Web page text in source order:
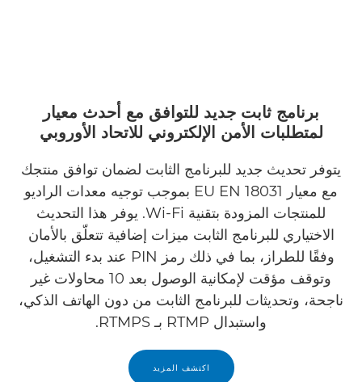
برنامج ثابت جديد للتوافق مع أحدث معيار
لمتطلبات الأمن الإلكتروني للاتحاد الأوروبي
يتوفر تحديث جديد للبرنامج الثابت لضمان توافق منتجك
مع معيار EU EN 18031 بموجب توجيه معدات الراديو
للمنتجات المزودة بتقنية Wi-Fi. يوفر هذا التحديث
الاختياري للبرنامج الثابت ميزات إضافية تتعلّق بالأمان
وفقًا للطراز، بما في ذلك رمز PIN عند بدء التشغيل،
وتوقف مؤقت لإمكانية الوصول بعد 10 محاولات غير
ناجحة، وتحديثات للبرنامج الثابت من دون الهاتف الذكي،
واستبدال RTMP بـ RTMPS.
اكتشف المزيد